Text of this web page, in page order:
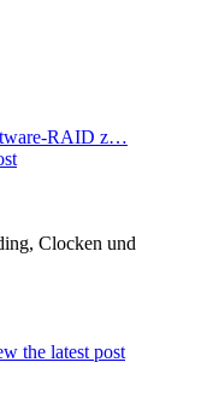
RAID z…
Clocken und
the latest post